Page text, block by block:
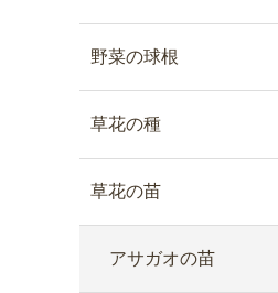
野菜の球根
草花の種
草花の苗
アサガオの苗